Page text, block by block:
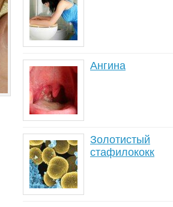
Ангина
Золотистый
стафилококк